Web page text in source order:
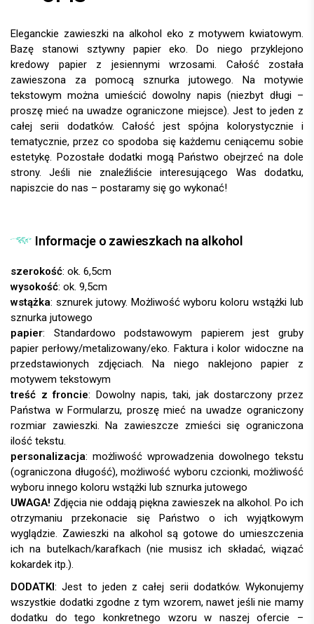
Eleganckie zawieszki na alkohol eko z motywem kwiatowym.
Bazę stanowi sztywny papier eko. Do niego przyklejono
kredowy papier z jesiennymi wrzosami. Całość została
zawieszona za pomocą sznurka jutowego. Na motywie
tekstowym można umieścić dowolny napis (niezbyt długi –
proszę mieć na uwadze ograniczone miejsce). Jest to jeden z
całej serii dodatków. Całość jest spójna kolorystycznie i
tematycznie, przez co spodoba się każdemu ceniącemu sobie
estetykę. Pozostałe dodatki mogą Państwo obejrzeć na dole
strony. Jeśli nie znaleźliście interesującego Was dodatku,
napiszcie do nas – postaramy się go wykonać!
Informacje o zawieszkach na alkohol
szerokość: ok. 6,5cm
wysokość: ok. 9,5cm
wstążka: sznurek jutowy.
papier:
treść z froncie: Dowolny napis, taki, jak dostarczony przez
Państwa w Formularzu, proszę mieć na uwadze ograniczony
rozmiar zawieszki. Na zawieszcze zmieści się ograniczona
ilość tekstu.
personalizacja:
UWAGA!
DODATKI: